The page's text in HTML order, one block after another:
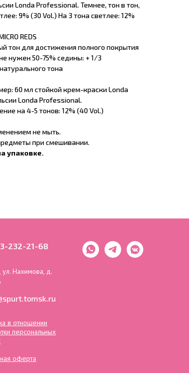
Londa Professional. Темнее, тон в тон,
9% (30 Vol.) На 3 тона светлее: 12%
REDS
тон для достижения полного покрытия
нужен 50-75% седины: + 1/3
тона
60 мл стойкой крем-краски Londa
Londa Professional.
на 4-5 тонов: 12% (40 Vol.)
не мыть.
при смешивании.
упаковке.
232-21-68
ул. Нахимова, д.
в отношении
персональных
оферта